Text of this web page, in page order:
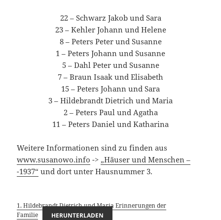
22 – Schwarz Jakob und Sara
23 – Kehler Johann und Helene
8 – Peters Peter und Susanne
1 – Peters Johann und Susanne
5 – Dahl Peter und Susanne
7 – Braun Isaak und Elisabeth
15 – Peters Johann und Sara
3 – Hildebrandt Dietrich und Maria
2 – Peters Paul und Agatha
11 – Peters Daniel und Katharina
Weitere Informationen sind zu finden aus
www.susanowo.info -> „Häuser und Menschen –
-1937“ und dort unter Hausnummer 3.
1. Hildebrandt Dietrich und Maria Erinnerungen der
Familie
HERUNTERLADEN